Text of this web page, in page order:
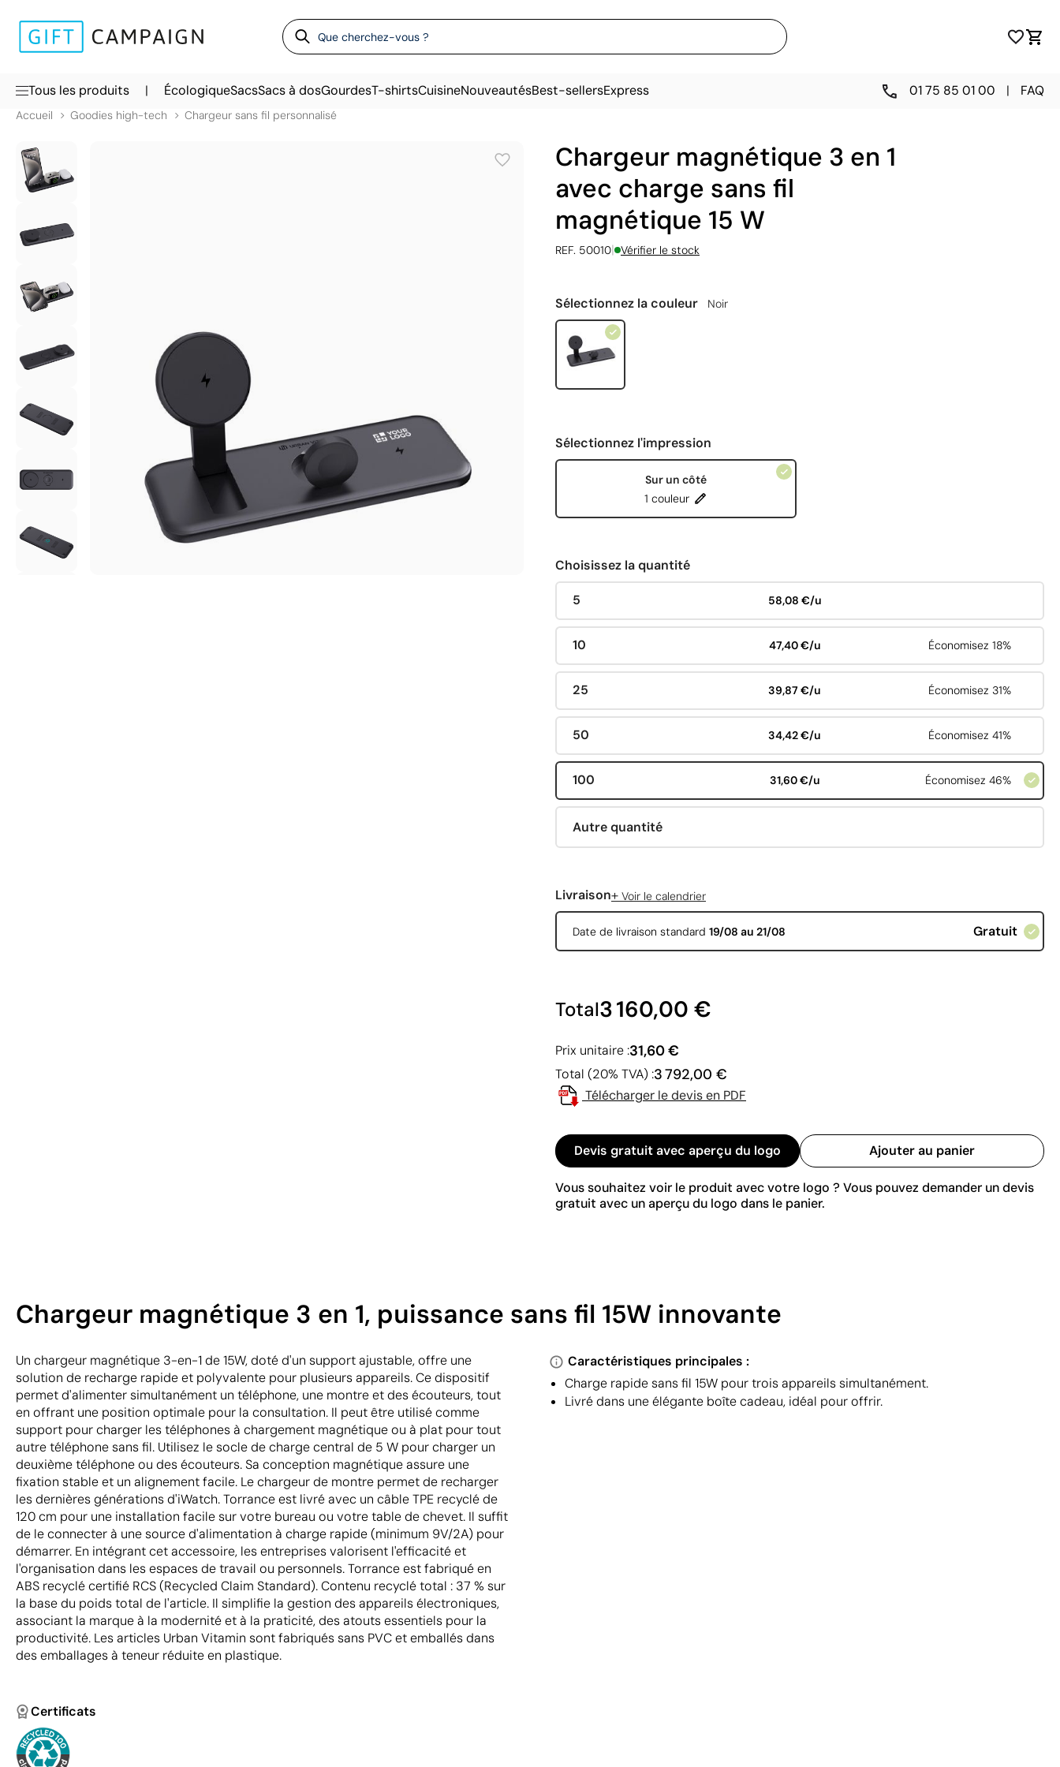
Tous les produits | ÉcologiqueSacsSacs à dosGourdesT-shirtsCuisineNouveautésBest-sellersExpress 01 75 85 01 00 | FAQ
Accueil Goodies high-tech Chargeur sans fil personnalisé
Chargeur magnétique 3 en 1
avec charge sans fil
magnétique 15 W
REF. 50010| Vérifier le stock
Sélectionnez la couleur Noir
Sélectionnez l'impression
Sur un côté
1 couleur
Choisissez la quantité
5 58,08 €/u
10 47,40 €/u Économisez 18%
25 39,87 €/u Économisez 31%
50 34,42 €/u Économisez 41%
100 31,60 €/u Économisez 46%
Autre quantité
Livraison+ Voir le calendrier
Date de livraison standard 19/08 au 21/08 Gratuit
Total3 160,00 €
Prix unitaire :31,60 €
Total (20% TVA) :3 792,00 €
Télécharger le devis en PDF
Devis gratuit avec aperçu du logo Ajouter au panier
Vous souhaitez voir le produit avec votre logo ? Vous pouvez demander un devis
gratuit avec un aperçu du logo dans le panier.
Chargeur magnétique 3 en 1, puissance sans fil 15W innovante
Un chargeur magnétique 3-en-1 de 15W, doté d'un support ajustable, offre une
solution de recharge rapide et polyvalente pour plusieurs appareils. Ce dispositif
permet d'alimenter simultanément un téléphone, une montre et des écouteurs, tout
en offrant une position optimale pour la consultation. Il peut être utilisé comme
support pour charger les téléphones à chargement magnétique ou à plat pour tout
autre téléphone sans fil. Utilisez le socle de charge central de 5 W pour charger un
deuxième téléphone ou des écouteurs. Sa conception magnétique assure une
fixation stable et un alignement facile. Le chargeur de montre permet de recharger
les dernières générations d'iWatch. Torrance est livré avec un câble TPE recyclé de
120 cm pour une installation facile sur votre bureau ou votre table de chevet. Il suffit
de le connecter à une source d'alimentation à charge rapide (minimum 9V/2A) pour
démarrer. En intégrant cet accessoire, les entreprises valorisent l'efficacité et
l'organisation dans les espaces de travail ou personnels. Torrance est fabriqué en
ABS recyclé certifié RCS (Recycled Claim Standard). Contenu recyclé total : 37 % sur
la base du poids total de l'article. Il simplifie la gestion des appareils électroniques,
associant la marque à la modernité et à la praticité, des atouts essentiels pour la
productivité. Les articles Urban Vitamin sont fabriqués sans PVC et emballés dans
des emballages à teneur réduite en plastique.
Caractéristiques principales :
Charge rapide sans fil 15W pour trois appareils simultanément.
Livré dans une élégante boîte cadeau, idéal pour offrir.
Certificats